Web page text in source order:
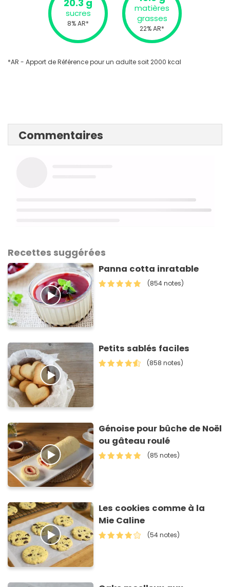
20.3 g
sucres
8% AR*
matières
grasses
22% AR*
*AR - Apport de Référence pour un adulte soit 2000 kcal
Commentaires
Recettes suggérées
Panna cotta inratable
(854 notes)
Petits sablés faciles
(858 notes)
Génoise pour bûche de Noël
ou gâteau roulé
(85 notes)
Les cookies comme à la
Mie Caline
(54 notes)